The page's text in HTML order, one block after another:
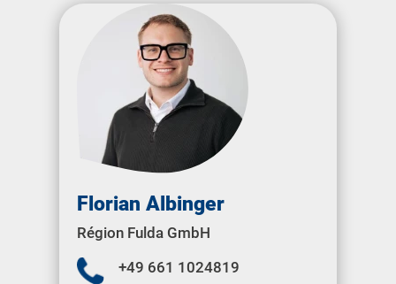
Florian Albinger
Région Fulda GmbH
+49 661 1024819